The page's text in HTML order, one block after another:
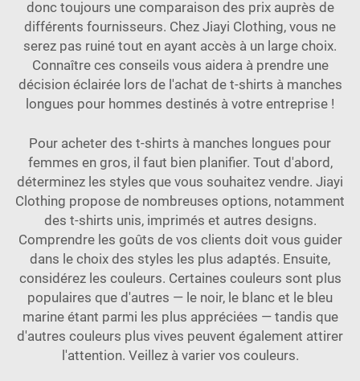
donc toujours une comparaison des prix auprès de
différents fournisseurs. Chez Jiayi Clothing, vous ne
serez pas ruiné tout en ayant accès à un large choix.
Connaître ces conseils vous aidera à prendre une
décision éclairée lors de l'achat de t-shirts à manches
longues pour hommes destinés à votre entreprise !
Pour acheter des t-shirts à manches longues pour
femmes en gros, il faut bien planifier. Tout d'abord,
déterminez les styles que vous souhaitez vendre. Jiayi
Clothing propose de nombreuses options, notamment
des t-shirts unis, imprimés et autres designs.
Comprendre les goûts de vos clients doit vous guider
dans le choix des styles les plus adaptés. Ensuite,
considérez les couleurs. Certaines couleurs sont plus
populaires que d'autres — le noir, le blanc et le bleu
marine étant parmi les plus appréciées — tandis que
d'autres couleurs plus vives peuvent également attirer
l'attention. Veillez à varier vos couleurs.